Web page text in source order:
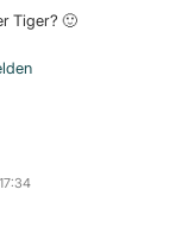
Tiger? 🙂